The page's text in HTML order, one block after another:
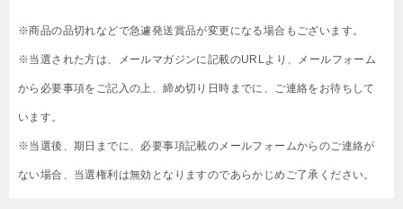
※商品の品切れなどで急遽発送賞品が変更になる場合もございます。
※当選された方は、メールマガジンに記載のURLより、メールフォーム
から必要事項をご記入の上、締め切り日時までに、ご連絡をお待ちして
います。
※当選後、期日までに、必要事項記載のメールフォームからのご連絡が
ない場合、当選権利は無効となりますのであらかじめご了承ください。